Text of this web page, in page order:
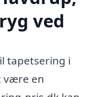
ved
tapetsering i
være en